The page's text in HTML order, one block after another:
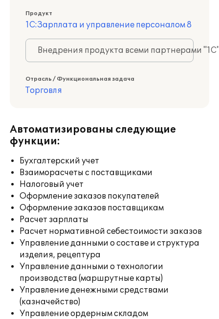
Продукт
1С:Зарплата и управление персоналом 8
Внедрения продукта всеми партнерами
Отрасль / Функциональная задача
Торговля
Автоматизированы следующие
функции:
Бухгалтерский учет
Взаиморасчеты с поставщиками
Налоговый учет
Оформление заказов покупателей
Оформление заказов поставщикам
Расчет зарплаты
Расчет нормативной себестоимости заказов
Управление данными о составе и структура
изделия, рецептура
Управление данными о технологии
производства (маршрутные карты)
Управление денежными средствами
(казначейство)
Управление ордерным складом